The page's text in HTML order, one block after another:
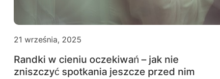
21 września, 2025
Randki w cieniu oczekiwań – jak nie
zniszczyć spotkania jeszcze przed nim